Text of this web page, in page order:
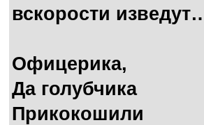
вскорости
Офицерика,
Да голубчика
Прикокошили